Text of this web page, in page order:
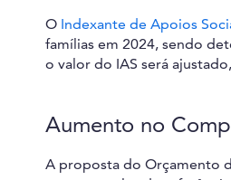
O Indexante de Apoios
famílias em 2024, sendo
o valor do IAS será
Aumento no
A proposta do Orçamento